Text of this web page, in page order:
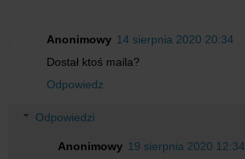
Anonimowy 14 sierpnia 2020 20:34
Dostał ktoś maila?
Odpowiedz
Odpowiedzi
Anonimowy 19 sierpnia 2020 12:34